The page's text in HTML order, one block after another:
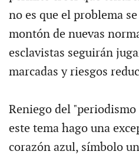
no es que el problema
montón de nuevas
esclavistas seguirán
marcadas y riesgos
Reniego del "periodismo
este tema hago una
corazón azul, símbolo